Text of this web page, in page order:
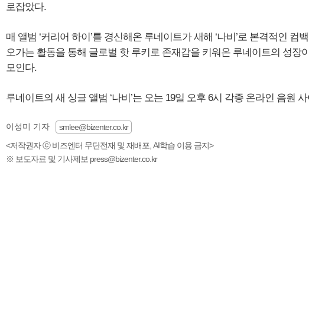
로잡았다.
매 앨범 ‘커리어 하이’를 경신해온 루네이트가 새해 ‘나비’로 본격적인
오가는 활동을 통해 글로벌 핫 루키로 존재감을 키워온 루네이트의 성장
모인다.
루네이트의 새 싱글 앨범 ‘나비’는 오는 19일 오후 6시 각종 온라인 음원
이성미 기자
smlee@bizenter.co.kr
<저작권자 ⓒ 비즈엔터 무단전재 및 재배포, AI학습 이용 금지>
※ 보도자료 및 기사제보 press@bizenter.co.kr